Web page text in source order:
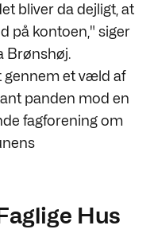
bliver da dejligt, at
på kontoen," siger
Brønshøj.
gennem et væld af
panden mod en
fagforening om
Hus